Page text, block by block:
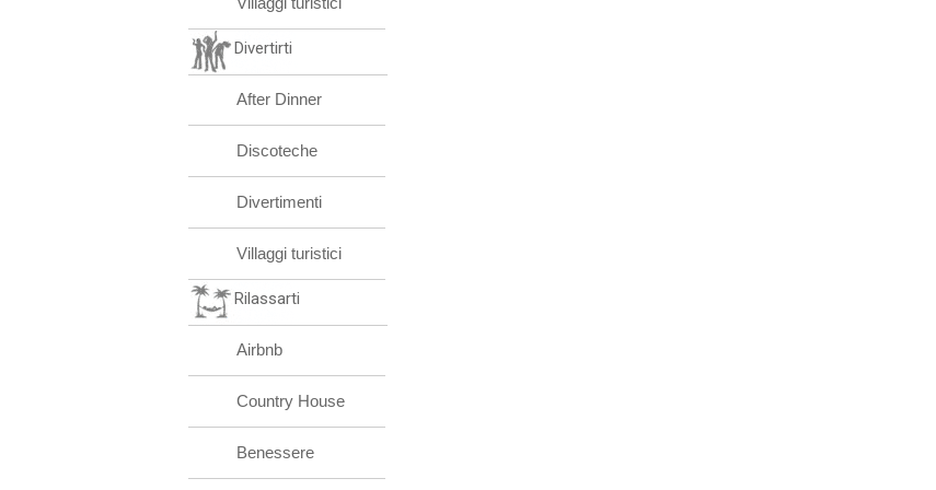
Divertirti
After Dinner
Discoteche
Divertimenti
Villaggi turistici
Rilassarti
Airbnb
Country House
Benessere